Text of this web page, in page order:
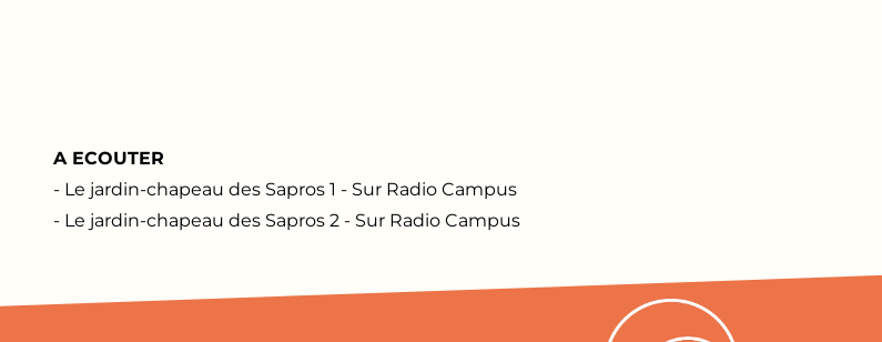
A ECOUTER
- Le jardin-chapeau des Sapros 1 - Sur Radio Campus
- Le jardin-chapeau des Sapros 2 - Sur Radio Campus